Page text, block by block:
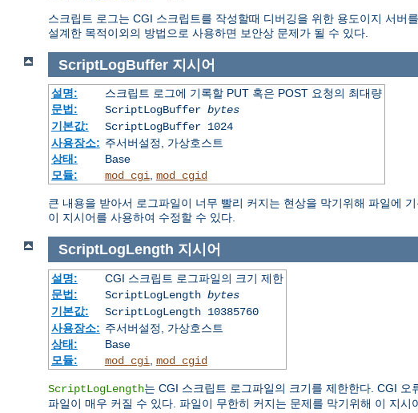
스크립트 로그는 CGI 스크립트를 작성할때 디버깅을 위한 용도이지 서
설계한 목적이외의 방법으로 사용하면 보안상 문제가 될 수 있다.
ScriptLogBuffer 지시어
설명:
스크립트 로그에 기록할 PUT 혹은 POST 요청의 최대량
문법:
ScriptLogBuffer bytes
기본값:
ScriptLogBuffer 1024
사용장소: 주서버설정, 가상호스트
상태:
Base
모듈:
mod_cgi, mod_cgid
큰 내용을 받아서 로그파일이 너무 빨리 커지는 현상을 막기위해 파일에
이 지시어를 사용하여 수정할 수 있다.
ScriptLogLength 지시어
설명:
CGI 스크립트 로그파일의 크기 제한
문법:
ScriptLogLength bytes
기본값:
ScriptLogLength 10385760
사용장소: 주서버설정, 가상호스트
상태:
Base
모듈:
mod_cgi mod_cgid
ScriptLogLength는 CGI 스크립트 로그파일의 크기를 제한한다. CGI
파일이 매우 커질 수 있다. 파일이 무한히 커지는 문제를 막기위해 이 지